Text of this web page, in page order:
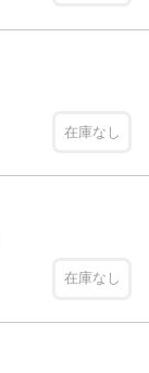
在庫なし
在庫なし